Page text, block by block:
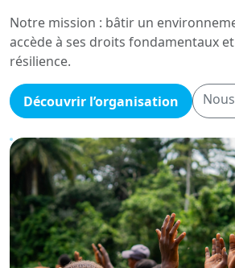
Notre mission : bâtir un
accède à ses droits fondamentaux
résilience.
Découvrir l’organisation